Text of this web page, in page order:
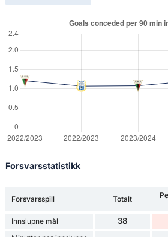
Forsvarsstatistikk
Forsvarsspill Totalt
Innslupne mål 38